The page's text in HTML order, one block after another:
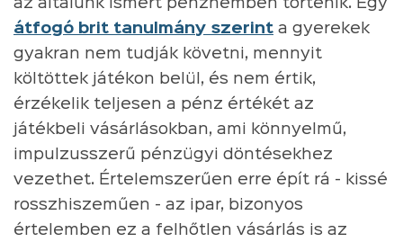
az általunk ismert pénznemben történik. Egy
átfogó brit tanulmány szerint a gyerekek
gyakran nem tudják követni, mennyit
költöttek játékon belül, és nem értik,
érzékelik teljesen a pénz értékét az
játékbeli vásárlásokban, ami könnyelmű,
impulzusszerű pénzügyi döntésekhez
vezethet. Értelemszerűen erre épít rá - kissé
rosszhiszeműen - az ipar, bizonyos
értelemben ez a felhőtlen vásárlás is az